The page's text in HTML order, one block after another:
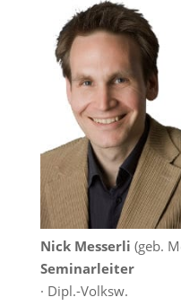
Nick Messerli (geb.
Seminarleiter
· Dipl.-Volksw.